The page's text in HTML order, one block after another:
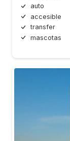
auto
accesible
transfer
mascotas